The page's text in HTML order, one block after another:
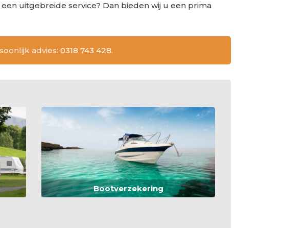
uitgebreide service? Dan bieden wij u een prima
advies: 0318 743 428.
Bootverzekering